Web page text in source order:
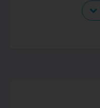
woonproject.